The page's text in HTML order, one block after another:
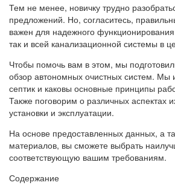
Тем не менее, новичку трудно
предложений. Но, согласитесь,
важен для надежного
так и всей канализационной системы в
Чтобы помочь вам в этом, мы
обзор автономных очистных систем. Мы
септик и каковы основные принципы
Также поговорим о различных аспектах
установки и эксплуатации.
На основе предоставленных данных, а
материалов, вы сможете выбрать
соответствующую вашим требованиям.
Содержание